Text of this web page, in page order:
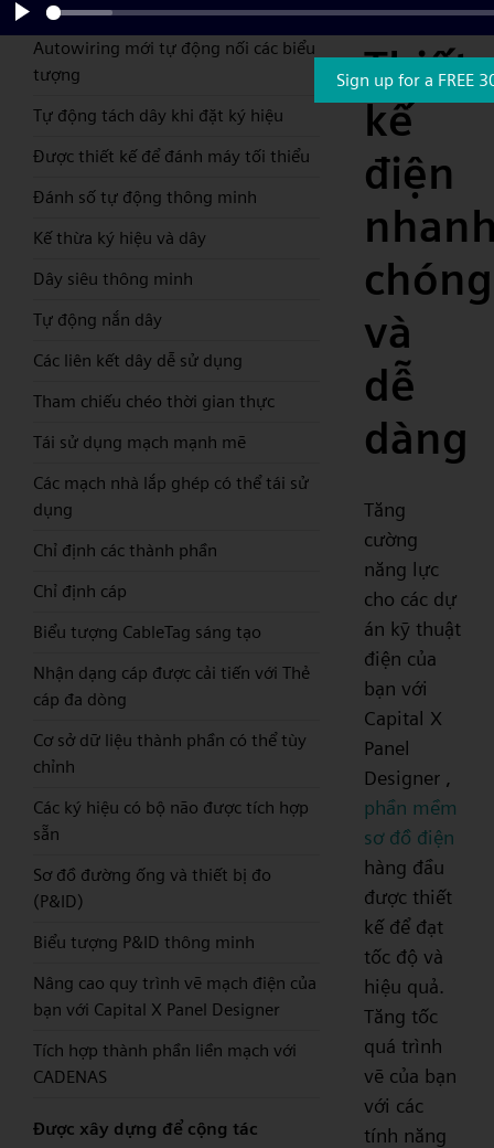
cần kéo và thả đơn giản
Autowiring mới tự động nối các biểu
tượng
Tự động tách dây khi đặt ký hiệu
Được thiết kế để đánh máy tối thiểu
Đánh số tự động thông minh
Kế thừa ký hiệu và dây
Dây siêu thông minh
Tự động nắn dây
Các liên kết dây dễ sử dụng
Tham chiếu chéo thời gian thực
Tái sử dụng mạch mạnh mẽ
Các mạch nhà lắp ghép có thể tái sử
dụng
Chỉ định các thành phần
Chỉ định cáp
Biểu tượng CableTag sáng tạo
Nhận dạng cáp được cải tiến với Thẻ
cáp đa dòng
Cơ sở dữ liệu thành phần có thể tùy
chỉnh
Các ký hiệu có bộ não được tích hợp
sẵn
Sơ đồ đường ống và thiết bị đo
(P&ID)
Biểu tượng P&ID thông minh
Nâng cao quy trình vẽ mạch điện của
bạn với Capital X Panel Designer
Tích hợp thành phần liền mạch với
CADENAS
Được xây dựng để cộng tác
nhất:
Thiết
kế
điện
chóng
và
dễ
dàng
Tăng
cường
năng lực
cho các dự
án kỹ thuật
điện của
bạn với
Capital X
Panel
Designer ,
phần mềm
sơ đồ điện
hàng đầu
được thiết
kế để đạt
tốc độ và
hiệu quả.
Tăng tốc
quá trình
vẽ của bạn
với các
tính năng
Play
Sign up for a FREE